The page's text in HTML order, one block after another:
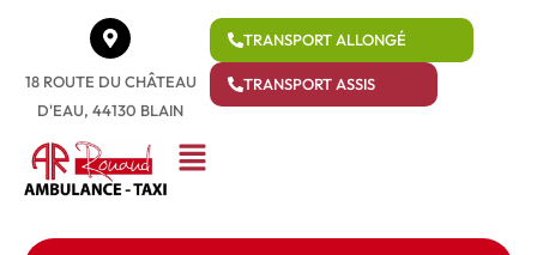
18 ROUTE DU CHÂTEAU
D'EAU, 44130 BLAIN
TRANSPORT ALLONGÉ
TRANSPORT ASSIS